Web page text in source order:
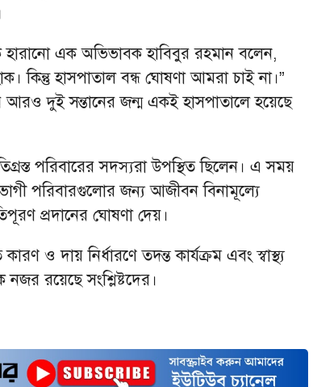
হারানো এক অভিভাবক হাবিবুর রহমান বলেন,
কিন্তু হাসপাতাল বন্ধ ঘোষণা আমরা চাই না।”
দুই সন্তানের জন্ম একই হাসপাতালে হয়েছে
পরিবারের সদস্যরা উপস্থিত ছিলেন। এ সময়
পরিবারগুলোর জন্য আজীবন বিনামূল্যে
প্রদানের ঘোষণা দেয়।
ও দায় নির্ধারণে তদন্ত কার্যক্রম এবং স্বাস্থ্য
নজর রয়েছে সংশ্লিষ্টদের।